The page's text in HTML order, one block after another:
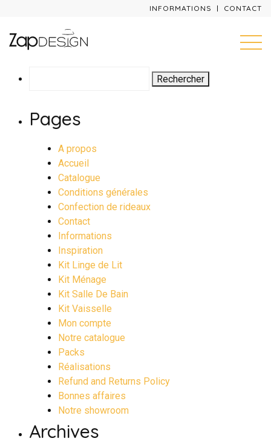
INFORMATIONS CONTACT
Pages
A propos
Accueil
Catalogue
Conditions générales
Confection de rideaux
Contact
Informations
Inspiration
Kit Linge de Lit
Kit Ménage
Kit Salle De Bain
Kit Vaisselle
Mon compte
Notre catalogue
Packs
Réalisations
Refund and Returns Policy
Bonnes affaires
Notre showroom
Archives